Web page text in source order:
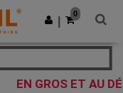
Obtenir l'appli
0
EN GROS ET AU